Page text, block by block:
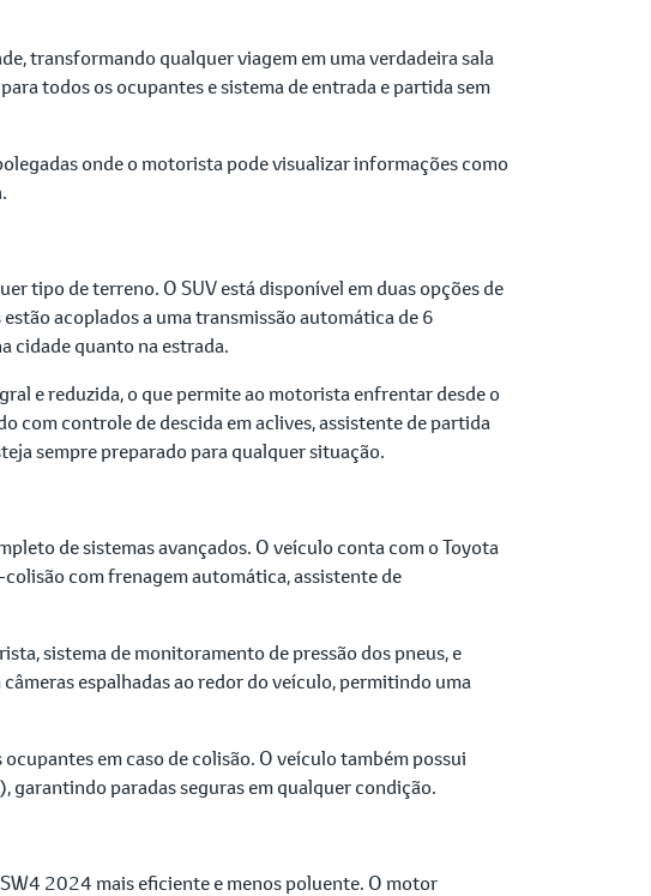
transformando qualquer viagem em uma verdadeira sala
todos os ocupantes e sistema de entrada e partida sem
onde o motorista pode visualizar informações como
tipo de terreno. O SUV está disponível em duas opções de
acoplados a uma transmissão automática de 6
cidade quanto na estrada.
e reduzida, o que permite ao motorista enfrentar desde o
com controle de descida em aclives, assistente de partida
sempre preparado para qualquer situação.
de sistemas avançados. O veículo conta com o Toyota
com frenagem automática, assistente de
sistema de monitoramento de pressão dos pneus, e
espalhadas ao redor do veículo, permitindo uma
em caso de colisão. O veículo também possui
garantindo paradas seguras em qualquer condição.
2024 mais eficiente e menos poluente. O motor